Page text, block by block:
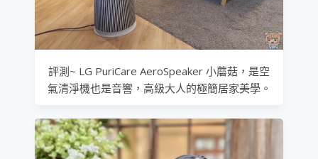
評測~ LG PuriCare AeroSpeaker 小蘑菇，是空
氣清淨機也是音響，高級大人的極簡居家美學。